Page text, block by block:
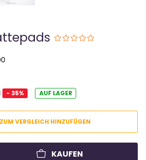
- 35% AUF LAGER
ZUM VERGLEICH HINZUFÜGEN
KAUFEN